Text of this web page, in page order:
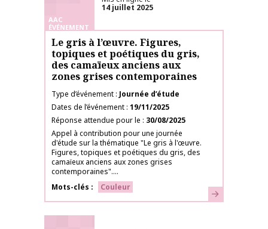
AAC
ÉVÉNEMENT
14 juillet 2025
Le gris à l’œuvre. Figures,
topiques et poétiques du gris,
des camaïeux anciens aux
zones grises contemporaines
Type d’événement Journée d’étude
Dates de l’événement 19/11/2025
Réponse attendue pour le
30/08/2025
Appel à contribution pour une journée
d'étude sur la thématique "Le gris à l'œuvre.
Figures, topiques et poétiques du gris, des
camaïeux anciens aux zones grises
contemporaines"....
Mots-clés
Couleur En savoir plus